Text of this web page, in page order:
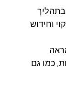
בתהליך
וחידוש
כמו גם